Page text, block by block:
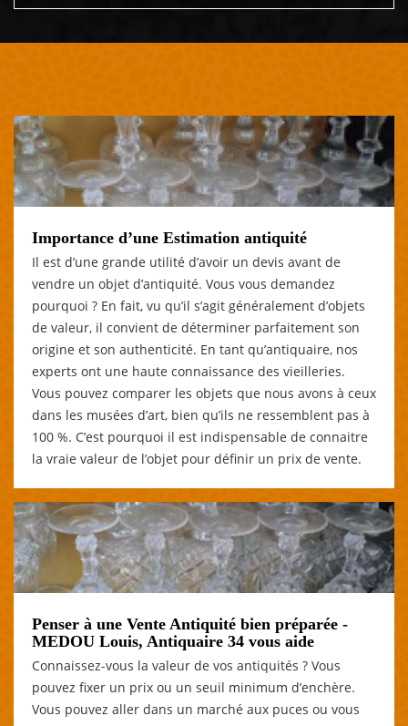
Importance d’une Estimation antiquité
Il est d’une grande utilité d’avoir un devis avant de
vendre un objet d’antiquité. Vous vous demandez
pourquoi ? En fait, vu qu’il s’agit généralement d’objets
de valeur, il convient de déterminer parfaitement son
origine et son authenticité. En tant qu’antiquaire, nos
experts ont une haute connaissance des vieilleries.
Vous pouvez comparer les objets que nous avons à ceux
dans les musées d’art, bien qu’ils ne ressemblent pas à
100 %. C’est pourquoi il est indispensable de connaitre
la vraie valeur de l’objet pour définir un prix de vente.
Penser à une Vente Antiquité bien préparée -
MEDOU Louis, Antiquaire 34 vous aide
Connaissez-vous la valeur de vos antiquités ? Vous
pouvez fixer un prix ou un seuil minimum d’enchère.
Vous pouvez aller dans un marché aux puces ou vous